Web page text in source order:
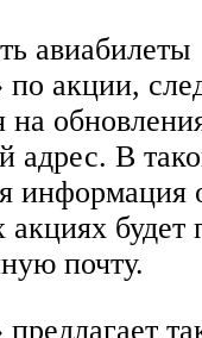
авиабилеты
акции,
на
адрес. В
информация
будет
почту.